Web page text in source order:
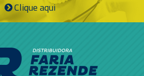
Clique aqui